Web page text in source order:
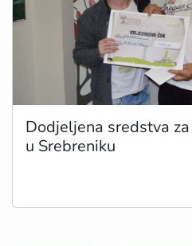
Dodjeljena sredstva
u Srebreniku